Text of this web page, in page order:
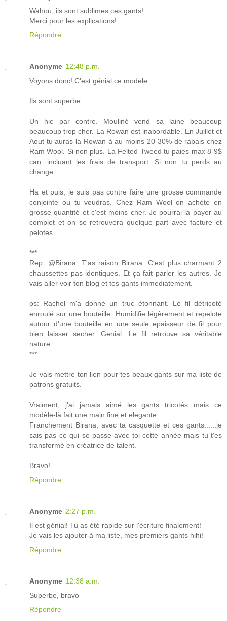
Wahou, ils sont sublimes ces gants!
Merci pour les explications!
Répondre
Anonyme 12:48 p.m.
Voyons donc! C'est génial ce modele.
Ils sont superbe.
Un hic par contre. Mouliné vend sa laine beaucoup
beaucoup trop cher. La Rowan est inabordable. En Juillet et
Aout tu auras la Rowan à au moins 20-30% de rabais chez
Ram Wool. Si non plus. La Felted Tweed tu paies max 8-9$
can. incluant les frais de transport. Si non tu perds au
change.
Ha et puis, je suis pas contre faire une grosse commande
conjointe ou tu voudras. Chez Ram Wool on achète en
grosse quantité et c'est moins cher. Je pourrai la payer au
complet et on se retrouvera quelque part avec facture et
pelotes.
***
Rep: @Birana: T'as raison Birana. C'est plus charmant 2
chaussettes pas identiques. Et ça fait parler les autres. Je
vais aller voir ton blog et tes gants immediatement.
ps: Rachel m'a donné un truc étonnant. Le fil détricoté
enroulé sur une bouteille. Humidifie légèrement et repelote
autour d'une bouteille en une seule epaisseur de fil pour
bien laisser secher. Genial. Le fil retrouve sa véritable
nature.
***
Je vais mettre ton lien pour tes beaux gants sur ma liste de
patrons gratuits.
Vraiment, j'ai jamais aimé les gants tricotés mais ce
modèle-là fait une main fine et elegante.
Franchement Birana, avec ta casquette et ces gants......je
sais pas ce qui se passe avec toi cette année mais tu t'es
transformé en créatrice de talent.
Bravo!
Répondre
Anonyme 2:27 p.m.
Il est génial! Tu as été rapide sur l'écriture finalement!
Je vais les ajouter à ma liste, mes premiers gants hihi!
Répondre
Anonyme 12:38 a.m.
Superbe, bravo
Répondre